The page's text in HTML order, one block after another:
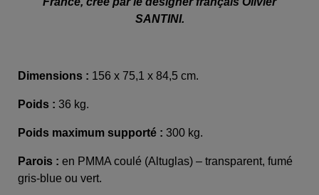
SANTINI.
Dimensions : 156 x 75,1 x 84,5 cm.
Poids : 36 kg.
Poids maximum supporté : 300 kg.
Parois : en PMMA coulé (Altuglas) – transparent, fumé
gris-blue ou vert.